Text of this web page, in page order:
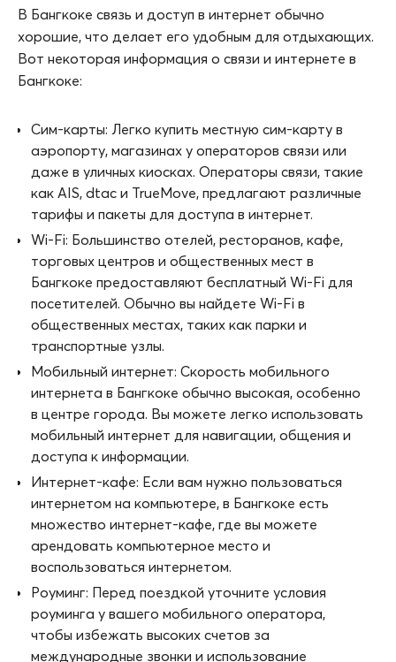
В Бангкоке связь и доступ в интернет обычно
хорошие, что делает его удобным для отдыхающих.
Вот некоторая информация о связи и интернете в
Бангкоке:
Сим-карты: Легко купить местную сим-карту в
аэропорту, магазинах у операторов связи или
даже в уличных киосках. Операторы связи, такие
как AIS, dtac и TrueMove, предлагают различные
тарифы и пакеты для доступа в интернет.
Wi-Fi: Большинство отелей, ресторанов, кафе,
торговых центров и общественных мест в
Бангкоке предоставляют бесплатный Wi-Fi для
посетителей. Обычно вы найдете Wi-Fi в
общественных местах, таких как парки и
транспортные узлы.
Мобильный интернет: Скорость мобильного
интернета в Бангкоке обычно высокая, особенно
в центре города. Вы можете легко использовать
мобильный интернет для навигации, общения и
доступа к информации.
Интернет-кафе: Если вам нужно пользоваться
интернетом на компьютере, в Бангкоке есть
множество интернет-кафе, где вы можете
арендовать компьютерное место и
воспользоваться интернетом.
Роуминг: Перед поездкой уточните условия
роуминга у вашего мобильного оператора,
чтобы избежать высоких счетов за
международные звонки и использование